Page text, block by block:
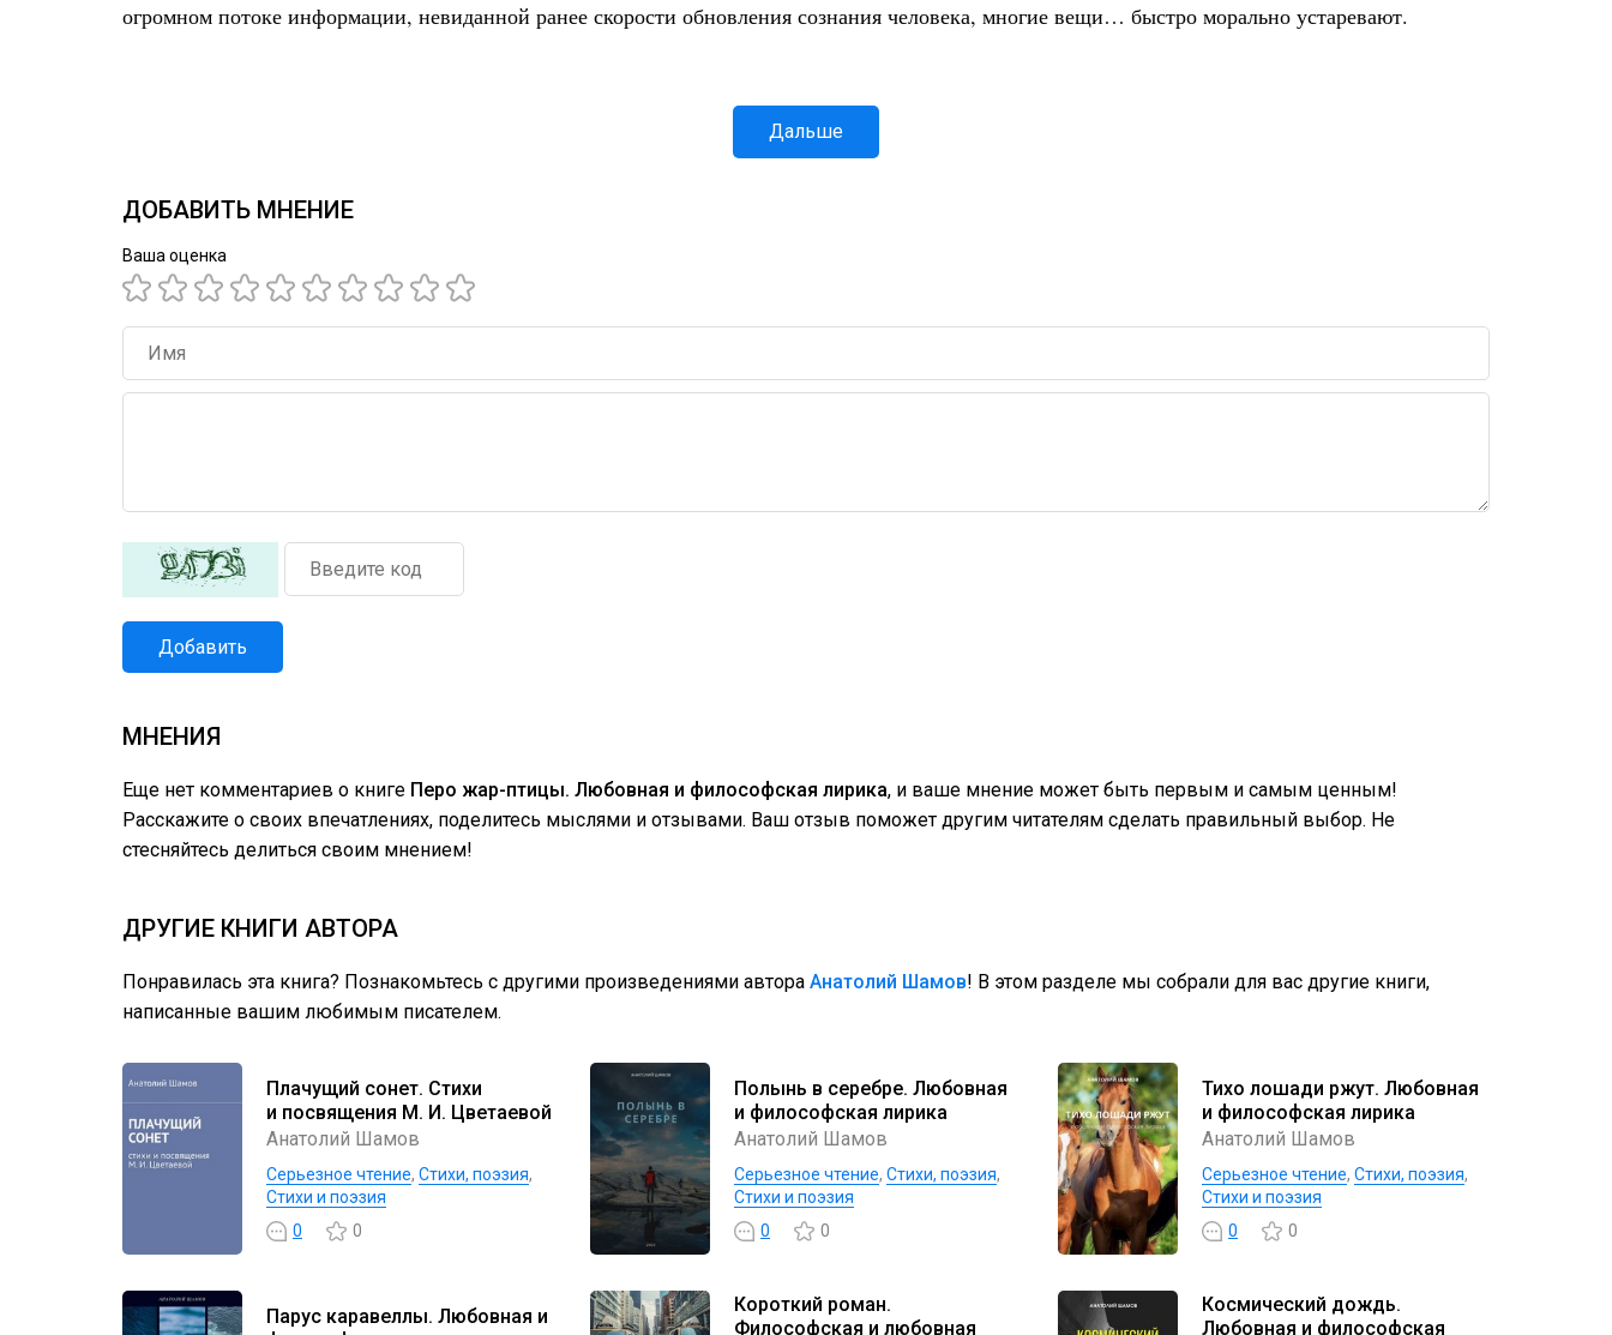
огромном потоке информации, невиданной ранее скорости обновления сознания человека, многие вещи… быстро морально устаревают.
Дальше
ДОБАВИТЬ МНЕНИЕ
Ваша оценка
Добавить
МНЕНИЯ
Еще нет комментариев о книге Перо жар-птицы. Любовная и философская лирика, и ваше мнение может быть первым и самым ценным!
Расскажите о своих впечатлениях, поделитесь мыслями и отзывами. Ваш отзыв поможет другим читателям сделать правильный выбор. Не
стесняйтесь делиться своим мнением!
ДРУГИЕ КНИГИ АВТОРА
Понравилась эта книга? Познакомьтесь с другими произведениями автора Анатолий Шамов! В этом разделе мы собрали для вас другие книги,
написанные вашим любимым писателем.
Плачущий сонет. Стихи
и посвящения М. И. Цветаевой
Анатолий Шамов
Серьезное чтение, Cтихи, поэзия,
Стихи и поэзия
0
0
Полынь в серебре. Любовная
и философская лирика
Анатолий Шамов
Серьезное чтение, Cтихи, поэзия,
Стихи и поэзия
0
0
Тихо лошади ржут. Любовная
и философская лирика
Анатолий Шамов
Серьезное чтение, Cтихи, поэзия,
Стихи и поэзия
0
0
Парус каравеллы. Любовная и
Короткий роман.
Философская и любовная
Космический дождь.
Любовная и философская